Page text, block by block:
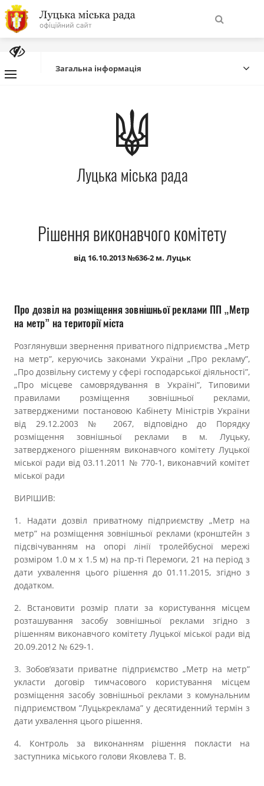
На
головну
Про місто
Міська влада
Міська рада
Публічна інформація
Документи
Загальна інформація
Луцька міська рада
Рішення виконавчого комітету
від 16.10.2013 №636-2 м. Луцьк
Про дозвіл на розміщення зовнішньої реклами ПП „Метр
на метр” на території міста
Розглянувши звернення приватного підприємства „Метр
на метр”, керуючись законами України „Про рекламу”,
„Про дозвільну систему у сфері господарської діяльності”,
„Про місцеве самоврядування в Україні”, Типовими
правилами розміщення зовнішньої реклами,
затвердженими постановою Кабінету Міністрів України
від 29.12.2003 № 2067, відповідно до Порядку
розміщення зовнішньої реклами в м. Луцьку,
затвердженого рішенням виконавчого комітету Луцької
міської ради від 03.11.2011 № 770-1, виконавчий комітет
міської ради
ВИРІШИВ:
1. Надати дозвіл приватному підприємству „Метр на
метр” на розміщення зовнішньої реклами (кронштейн з
підсвічуванням на опорі лінії тролейбусної мережі
розміром 1.0 м х 1.5 м) на пр-ті Перемоги, 21 на період з
дати ухвалення цього рішення до 01.11.2015, згідно з
додатком.
2. Встановити розмір плати за користування місцем
розташування засобу зовнішньої реклами згідно з
рішенням виконавчого комітету Луцької міської ради від
20.09.2012 № 629-1.
3. Зобов’язати приватне підприємство „Метр на метр”
укласти договір тимчасового користування місцем
розміщення засобу зовнішньої реклами з комунальним
підприємством ”Луцькреклама” у десятиденний термін з
дати ухвалення цього рішення.
4. Контроль за виконанням рішення покласти на
заступника міського голови Яковлева Т. В.